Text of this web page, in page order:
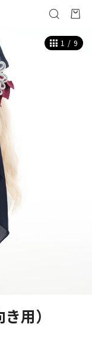
1 / 9
用）